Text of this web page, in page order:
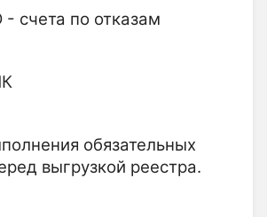
- счета по отказам
обязательных
выгрузкой реестра.